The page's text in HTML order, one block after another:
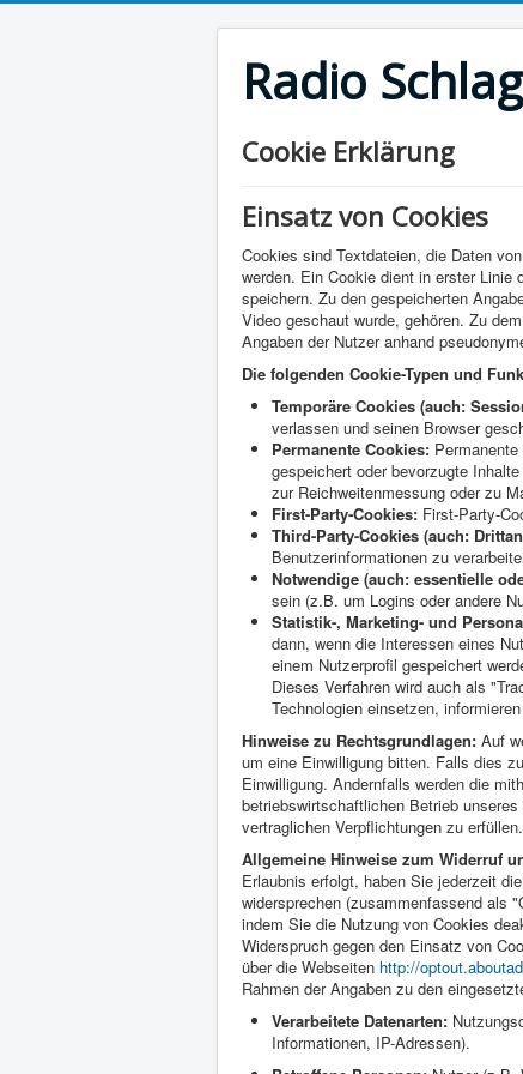
Radio
Cookie Erklärung
Einsatz von Cookies
Cookies sind Textdateien, die Daten
werden. Ein Cookie dient in erster Linie
speichern. Zu den gespeicherten
Video geschaut wurde, gehören. Zu
Angaben der Nutzer anhand
Die folgenden Cookie-Typen und
Temporäre Cookies (auch:
verlassen und seinen Browser
Permanente Cookies:
gespeichert oder bevorzugte
zur Reichweitenmessung oder zu
First-Party-Cookies: First-Party-
Third-Party-Cookies (auch:
Benutzerinformationen zu
Notwendige (auch: essentielle
sein (z.B. um Logins oder andere
Statistik-, Marketing- und
dann, wenn die Interessen eines
einem Nutzerprofil gespeichert
Dieses Verfahren wird auch als
Technologien einsetzen,
Hinweise zu Rechtsgrundlagen: Auf
um eine Einwilligung bitten. Falls dies
Einwilligung. Andernfalls werden die
betriebswirtschaftlichen Betrieb
vertraglichen Verpflichtungen zu erfüllen.
Allgemeine Hinweise zum Widerruf
Erlaubnis erfolgt, haben Sie jederzeit
widersprechen (zusammenfassend als
indem Sie die Nutzung von Cookies
Widerspruch gegen den Einsatz von
über die Webseiten http://
Rahmen der Angaben zu den
Verarbeitete Datenarten:
Informationen, IP-Adressen).